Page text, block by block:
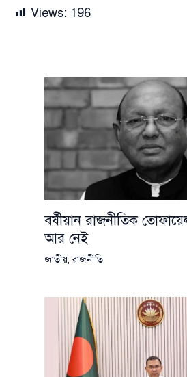
Views: 196
বর্ষীয়ান রাজনীতিক
আর নেই
জাতীয়,রাজনীতি